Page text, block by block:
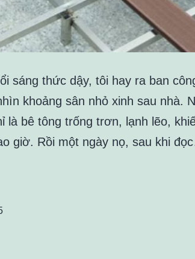
sáng thức dậy, tôi hay ra ban
khoảng sân nhỏ xinh sau nhà.
là bê tông trống trơn, lạnh lẽo,
giờ. Rồi một ngày nọ, sau khi